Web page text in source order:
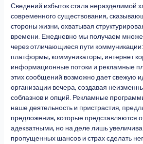
Сведений избыток стала неразделимой
современного существования,
стороны жизни, охватывая
времени. Ежедневно мы получаем
через отличающиеся пути
платформы, коммуникаторы, интернет
информационные потоки и рекламные
этих сообщений возможно дает свежую
организации вечера, создавая
соблазнов и опций. Рекламные
наше деятельность и пристрастия,
предложения, которые представляются
адекватными, но на деле лишь
пропущенных шансов и страх сделать